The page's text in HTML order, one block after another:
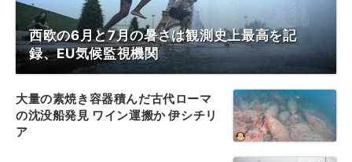
西欧の6月と7月の暑さは観測史上最高を記
録、EU気候監視機関
大量の素焼き容器積んだ古代ローマ
の沈没船発見 ワイン運搬か 伊シチリ
ア